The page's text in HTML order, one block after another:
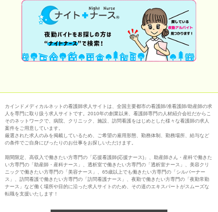
カインドメディカルネットの看護師求人サイトは、全国主要都市の看護師/准看護師/助産師の求
人を専門に取り扱う求人サイトです。2010年の創業以来、看護師専門の人材紹介会社だからこ
そのネットワークで、病院、クリニック、施設、訪問看護をはじめとした様々な看護師の求人
案件をご用意しています。
厳選された求人のみを掲載しているため、ご希望の雇用形態、勤務体制、勤務場所、給与など
の条件でご自身にぴったりのお仕事をお探しいただけます。
期間限定、高収入で働きたい方専門の「応援看護師(応援ナース)」、助産師さん・産科で働きた
い方専門の「助産師・産科ナース」、透析室で働きたい方専門の「透析室ナース」、美容クリ
ニックで働きたい方専門の「美容ナース」、65歳以上でも働きたい方専門の「シルバーナー
ス」、訪問看護で働きたい方専門の「訪問看護ナース」、夜勤で働きたい方専門の「夜勤常勤
ナース」など働く場所や目的に沿った求人サイトのため、その道のエキスパートがスムーズな
転職を支援いたします！